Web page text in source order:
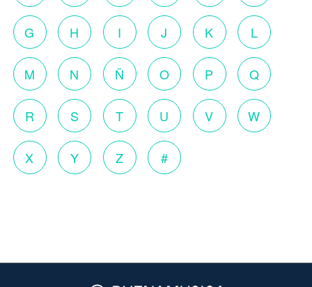
G H I J K L
M N Ñ O P Q
R S T U V W
X Y Z #